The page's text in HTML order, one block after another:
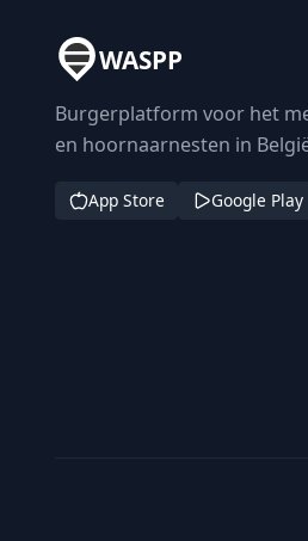
WASPP
Burgerplatform voor het
en hoornaarnesten in
App Store Google Play